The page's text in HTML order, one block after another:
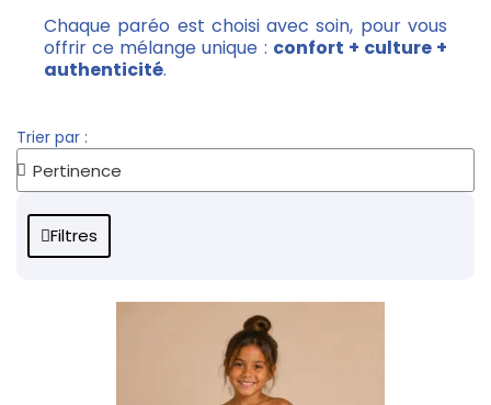
Chaque paréo est choisi avec soin, pour vous
offrir ce mélange unique : confort + culture +
authenticité.
Trier par :
Filtres